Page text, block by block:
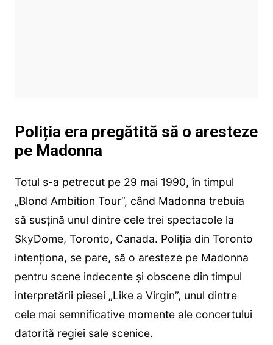
Poliția era pregătită să o aresteze
pe Madonna
Totul s-a petrecut pe 29 mai 1990, în timpul
„Blond Ambition Tour”, când Madonna trebuia
să susțină unul dintre cele trei spectacole la
SkyDome, Toronto, Canada. Poliția din Toronto
intenționa, se pare, să o aresteze pe Madonna
pentru scene indecente și obscene din timpul
interpretării piesei „Like a Virgin”, unul dintre
cele mai semnificative momente ale concertului
datorită regiei sale scenice.